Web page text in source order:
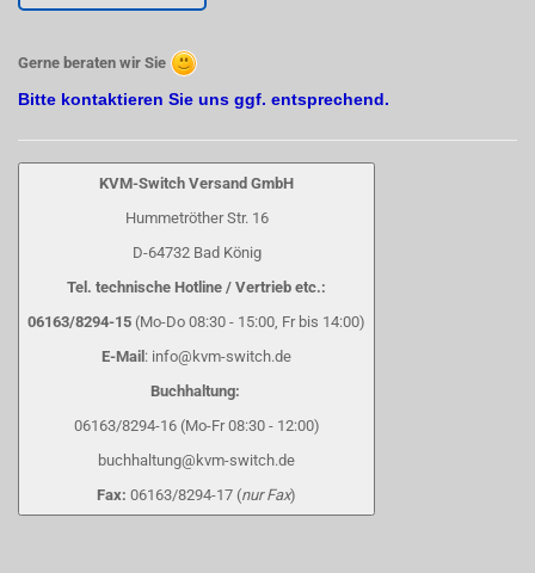
Gerne beraten wir Sie
Bitte kontaktieren Sie uns ggf. entsprechend.
KVM-Switch Versand GmbH
Hummetröther Str. 16
D-64732 Bad König
Tel. technische Hotline / Vertrieb etc.:
06163/8294-15 (Mo-Do 08:30 - 15:00, Fr bis 14:00)
E-Mail : info@kvm-switch.de
Buchhaltung:
06163/8294-16 (Mo-Fr 08:30 - 12:00)
buchhaltung@kvm-switch.de
Fax: 06163/8294-17 (nur Fax)